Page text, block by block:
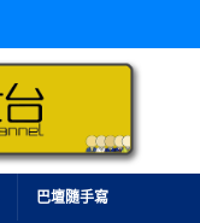
巴壇隨手寫